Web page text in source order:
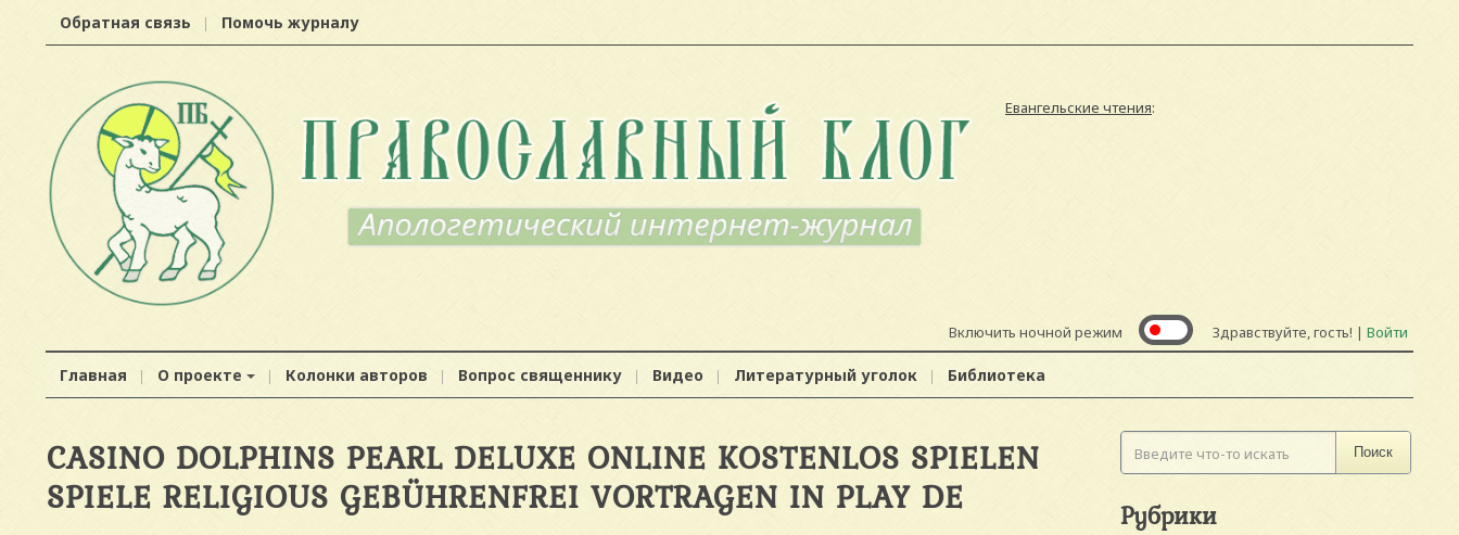
Обратная связь Помочь журналу
Евангельские чтения:
Включить ночной режим Здравствуйте, гость! | Войти
Главная О проекте Колонки авторов Вопрос священнику Видео Литературный уголок Библиотека
CASINO DOLPHINS PEARL DELUXE ONLINE KOSTENLOS SPIELEN
SPIELE RELIGIOUS GEBÜHRENFREI VORTRAGEN IN PLAY DE
Поиск
Рубрики